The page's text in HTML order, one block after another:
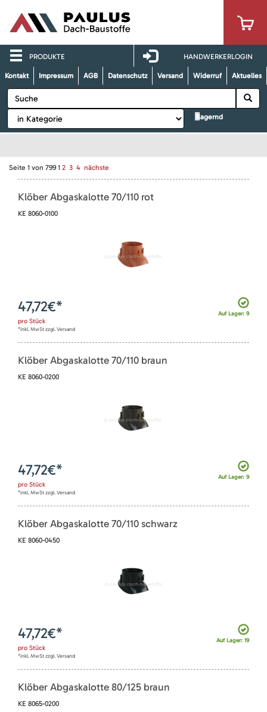
PRODUKTE HANDWERKERLOGIN
Kontakt Impressum AGB Datenschutz Versand Widerruf Aktuelles
lagernd
Seite 1 von 799 1 2 3 4 nächste
Klöber Abgaskalotte 70/110 rot
KE 8060-0100
Auf Lager: 9
47,72€*
pro Stück
*inkl. MwSt zzgl. Versand
Klöber Abgaskalotte 70/110 braun
KE 8060-0200
Auf Lager: 9
47,72€*
pro Stück
*inkl. MwSt zzgl. Versand
Klöber Abgaskalotte 70/110 schwarz
KE 8060-0450
Auf Lager: 19
47,72€*
pro Stück
*inkl. MwSt zzgl. Versand
Klöber Abgaskalotte 80/125 braun
KE 8065-0200